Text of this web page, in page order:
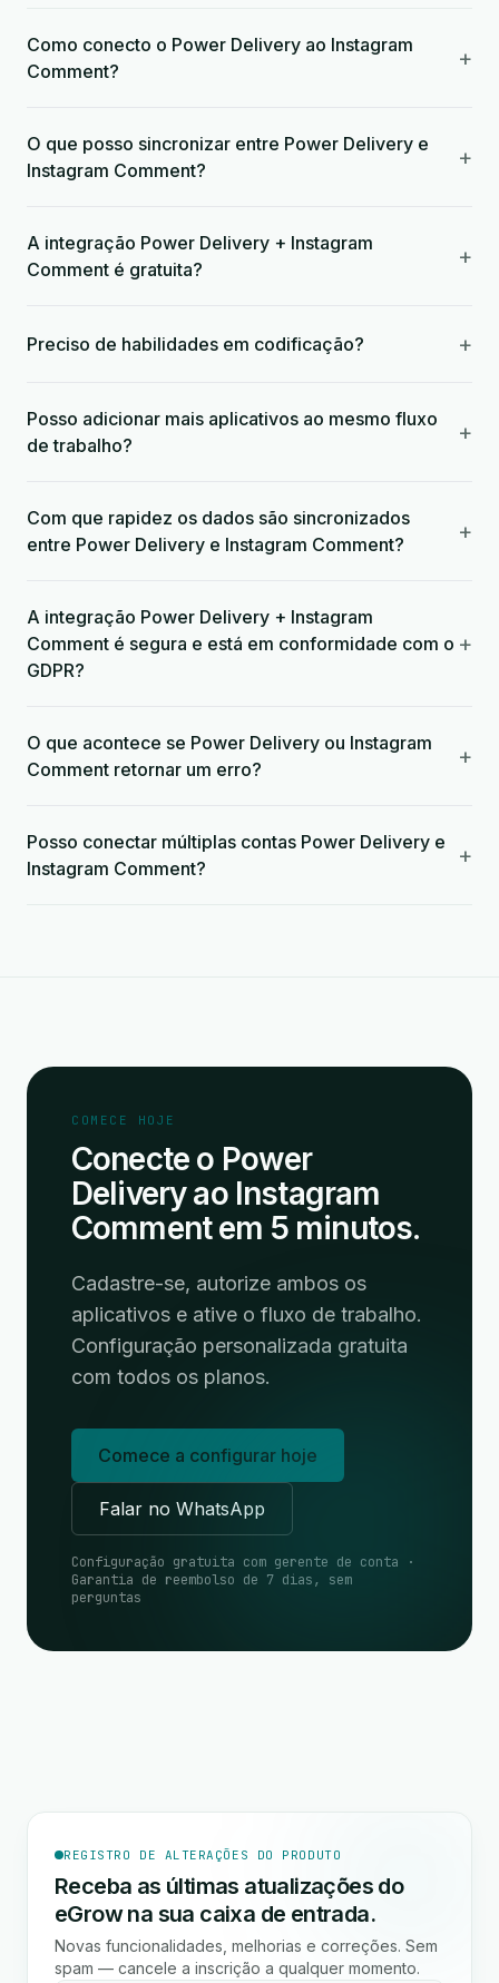
Como conecto o Power Delivery ao Instagram
Comment?
+
O que posso sincronizar entre Power Delivery e
Instagram Comment?
+
A integração Power Delivery + Instagram
Comment é gratuita?
+
Preciso de habilidades em codificação? +
Posso adicionar mais aplicativos ao mesmo fluxo
de trabalho?
+
Com que rapidez os dados são sincronizados
entre Power Delivery e Instagram Comment?
+
A integração Power Delivery + Instagram
Comment é segura e está em conformidade com o
GDPR?
+
O que acontece se Power Delivery ou Instagram
Comment retornar um erro?
+
Posso conectar múltiplas contas Power Delivery e
Instagram Comment?
+
COMECE HOJE
Conecte o Power
Delivery ao Instagram
Comment em 5 minutos.
Cadastre-se, autorize ambos os
aplicativos e ative o fluxo de trabalho.
Configuração personalizada gratuita
com todos os planos.
Comece a configurar hoje
Falar no WhatsApp
Configuração gratuita com gerente de conta ·
Garantia de reembolso de 7 dias, sem
perguntas
REGISTRO DE ALTERAÇÕES DO PRODUTO
Receba as últimas atualizações do
eGrow na sua caixa de entrada.
Novas funcionalidades, melhorias e correções. Sem
spam — cancele a inscrição a qualquer momento.